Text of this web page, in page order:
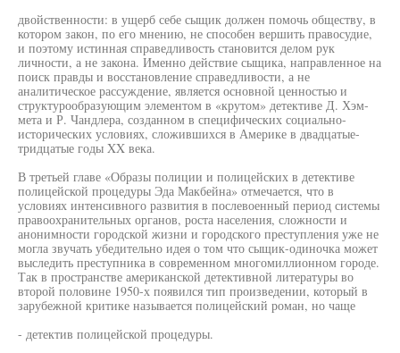
двойственности: в ущерб себе сыщик должен помочь обществу, в
котором закон, по его мнению, не способен вершить правосудие,
и поэтому истинная справедливость становится делом рук
личности, а не закона. Именно действие сыщика, направленное на
поиск правды и восстановление справедливости, а не
аналитическое рассуждение, является основной ценностью и
структурообразующим элементом в «крутом» детективе Д. Хэм-
мета и Р. Чандлера, созданном в специфических социально-
исторических условиях, сложившихся в Америке в двадцатые-
тридцатые годы XX века.
В третьей главе «Образы полиции и полицейских в детективе
полицейской процедуры Эда Макбейна» отмечается, что в
условиях интенсивного развития в послевоенный период системы
правоохранительных органов, роста населения, сложности и
анонимности городской жизни и городского преступления уже не
могла звучать убедительно идея о том что сыщик-одиночка может
выследить преступника в современном многомиллионном городе.
Так в пространстве американской детективной литературы во
второй половине 1950-х появился тип произведении, который в
зарубежной критике называется полицейский роман, но чаще
- детектив полицейской процедуры.